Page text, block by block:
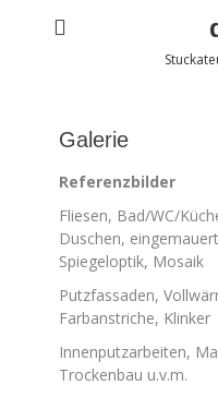
Galerie
Referenzbilder
Fliesen, Bad/WC/
Duschen,
Spiegeloptik, Mosaik
Putzfassaden,
Farbanstriche, Klinker
Innenputzarbeiten,
Trockenbau u.v.m.